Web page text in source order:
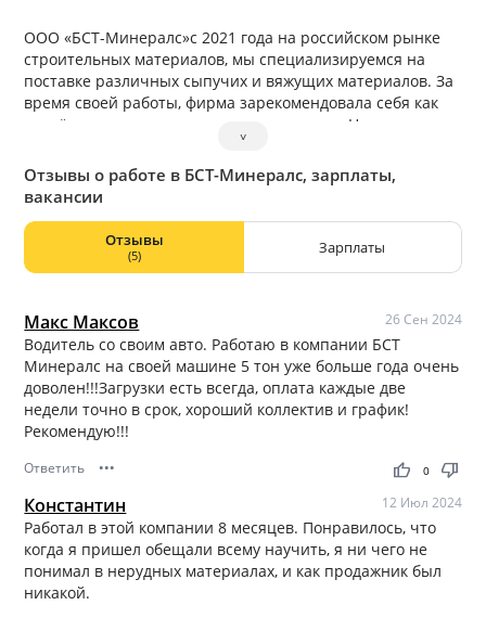
ООО «БСТ-Минералс»с 2021 года на российском рынке
строительных материалов, мы специализируемся на
поставке различных сыпучих и вяжущих материалов. За
время своей работы, фирма зарекомендовала себя как
серьёзного и ответственного поставщика. Нашими
клиентами являются различные производственные,
строительные, торговые компании в Москве, Московской
области, Санкт- Петербурге, Лен. Области и ближайших
˅
Отзывы о работе в БСТ-Минералс, зарплаты,
вакансии
Отзывы
(5) Зарплаты
Макс Максов 26 Сен 2024
Водитель со своим авто. Работаю в компании БСТ
Минералс на своей машине 5 тон уже больше года очень
доволен!!!Загрузки есть всегда, оплата каждые две
недели точно в срок, хороший коллектив и график!
Рекомендую!!!
Ответить ••• thumb_up thumb_down
0
Константин 12 Июл 2024
Работал в этой компании 8 месяцев. Понравилось, что
когда я пришел обещали всему научить, я ни чего не
понимал в нерудных материалах, и как продажник был
никакой.